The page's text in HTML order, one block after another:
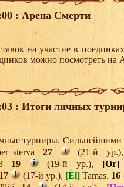
: Арена Смерти
на участие в
можно посмотреть на
: Итоги личных
турниры. Сильнейшими
27
(21-й
19 (19-й ур.), [Or]
17 (17-й ур.), [El]Tamas. 16